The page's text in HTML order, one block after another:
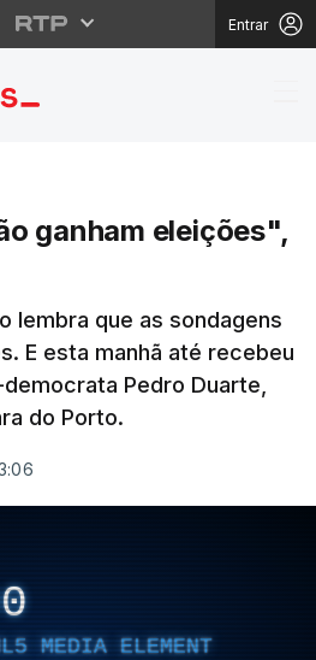
Entrar
não
ganham eleições",
lembra que as sondagens
E esta manhã até recebeu
Pedro Duarte,
do Porto.
MEDIA ELEMENT